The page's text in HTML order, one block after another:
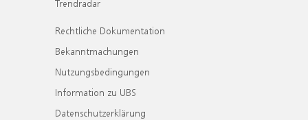
Trendradar
Rechtliche Dokumentation
Bekanntmachungen
Nutzungsbedingungen
Information zu UBS
Datenschutzerklärung